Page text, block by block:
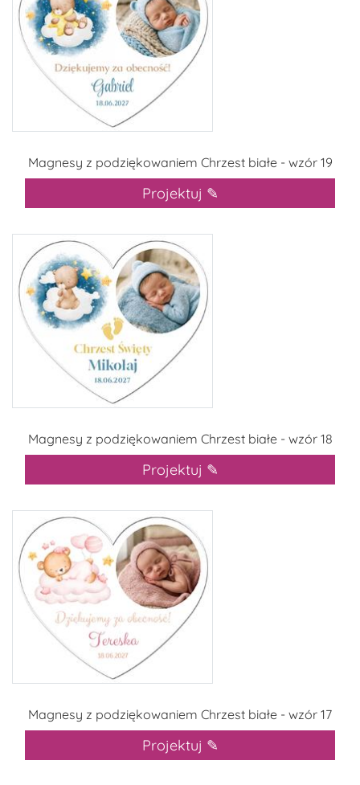
Magnesy z podziękowaniem Chrzest białe - wzór 19
Projektuj ✎
Magnesy z podziękowaniem Chrzest białe - wzór 18
Projektuj ✎
Magnesy z podziękowaniem Chrzest białe - wzór 17
Projektuj ✎